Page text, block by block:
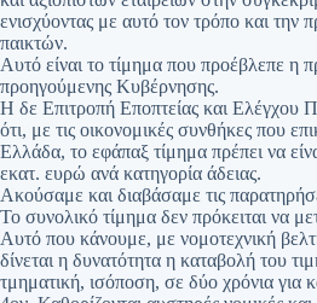
ενισχύοντας με αυτό τον τρόπο και την
παικτών.
Αυτό είναι το τίμημα που προέβλεπε η
προηγούμενης Κυβέρνησης.
Η δε Επιτροπή Εποπτείας και Ελέγχου
ότι, με τις οικονομικές συνθήκες που
Ελλάδα, το εφάπαξ τίμημα πρέπει να
εκατ. ευρώ ανά κατηγορία άδειας.
Ακούσαμε και διαβάσαμε τις
Το συνολικό τίμημα δεν πρόκειται να
Αυτό που κάνουμε, με νομοτεχνική
δίνεται η δυνατότητα η καταβολή του
τμηματική, ισόποση, σε δύο χρόνια για